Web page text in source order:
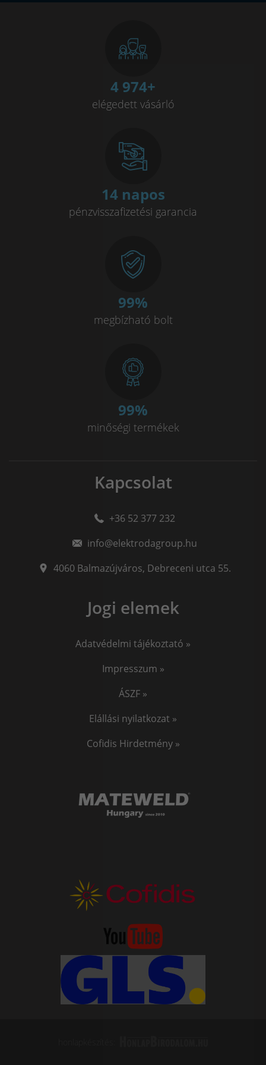
4 993+
elégedett vásárló
14 napos
pénzvisszafizetési garancia
100%
megbízható bolt
100%
minőségi termékek
Kapcsolat
+36 52 377 232
info@elektrodagroup.hu
4060 Balmazújváros, Debreceni utca 55.
Jogi elemek
Adatvédelmi tájékoztató »
Impresszum »
ÁSZF »
Elállási nyilatkozat »
Cofidis Hirdetmény »